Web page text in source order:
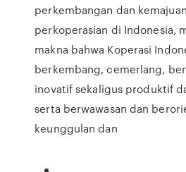
perkembangan dan
perkoperasian di Indonesia,
makna bahwa Koperasi
berkembang, cemerlang,
inovatif sekaligus produktif
serta berwawasan dan
keunggulan dan